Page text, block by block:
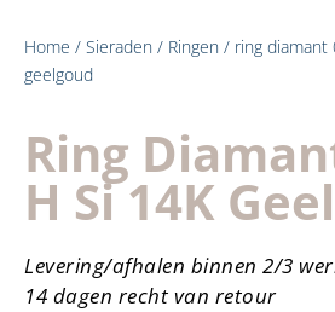
Home / Sieraden / Ringen / ring diamant
geelgoud
Ring
H Si 14K
Levering/afhalen binnen 2/3
14 dagen recht van retour